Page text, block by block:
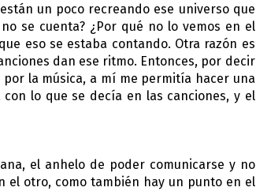
un poco recreando ese universo que
se cuenta? ¿Por qué no lo vemos en el
eso se estaba contando. Otra razón es
dan ese ritmo. Entonces, por decir
la música, a mí me permitía hacer una
lo que se decía en las canciones, y el
el anhelo de poder comunicarse y no
el otro, como también hay un punto en el